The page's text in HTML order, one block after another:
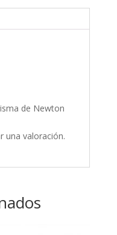
de Newton
una valoración.